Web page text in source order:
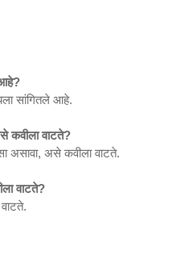
सांगितले आहे.
कवीला वाटते?
असावा, असे कवीला वाटते.
वाटते?